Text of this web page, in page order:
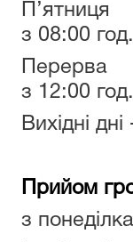
П’ятниця
з 08:00
Перерва
з 12:00
Вихідні
Прийом
з